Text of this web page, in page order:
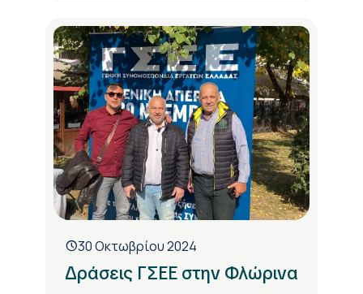
30 Οκτωβρίου 2024
Δράσεις ΓΣΕΕ στην Φλώρινα